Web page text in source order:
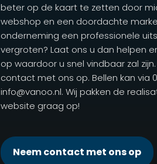
beter op de kaart te zetten door
webshop en een doordachte
onderneming een professionele
vergroten? Laat ons u dan helpen
op waardoor u snel vindbaar zal
contact met ons op. Bellen kan via
info@vanoo.nl. Wij pakken de
website graag op!
Neem contact met ons op